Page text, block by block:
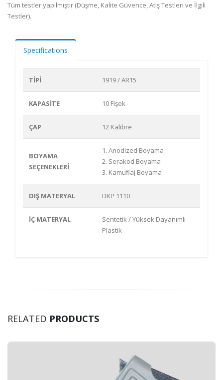
Tüm testler yapılmıştır (Düşme, Kalite Güvence, Atış Testleri ve İlgili
Testler).
Specifications
TİPİ 1919 / AR15
KAPASİTE 10 Fişek
ÇAP 12 Kalibre
BOYAMA
SEÇENEKLERİ
1. Anodized Boyama
2. Serakod Boyama
3. Kamuflaj Boyama
DIŞ MATERYAL DKP 1110
İÇ MATERYAL
Sentetik / Yüksek Dayanımlı
Plastik
RELATED PRODUCTS